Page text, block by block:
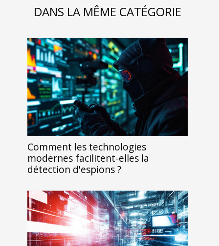
DANS LA MÊME CATÉGORIE
Comment les technologies
modernes facilitent-elles la
détection d'espions ?